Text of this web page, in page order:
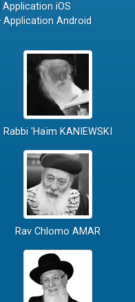
Application iOS
Application Android
Rabbi 'Haïm KANIEWSKI
Rav Chlomo AMAR